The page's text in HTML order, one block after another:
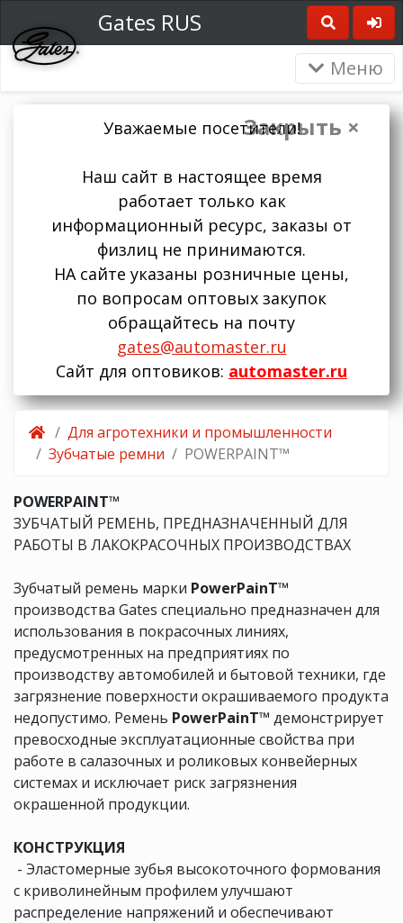
Gates RUS
Меню
Закрыть ×
Уважаемые посетители!
Наш сайт в настоящее время
работает только как
информационный ресурс, заказы от
физлиц не принимаются.
НА сайте указаны розничные цены,
по вопросам оптовых закупок
обращайтесь на почту
gates@automaster.ru
Сайт для оптовиков: automaster.ru
Для агротехники и промышленности
Зубчатые ремни
POWERPAINT™
POWERPAINT™
ЗУБЧАТЫЙ РЕМЕНЬ, ПРЕДНАЗНАЧЕННЫЙ ДЛЯ
РАБОТЫ В ЛАКОКРАСОЧНЫХ ПРОИЗВОДСТВАХ
Зубчатый ремень марки PowerPainT™
производства Gates специально предназначен для
использования в покрасочных линиях,
предусмотренных на предприятиях по
производству автомобилей и бытовой техники, где
загрязнение поверхности окрашиваемого продукта
недопустимо. Ремень PowerPainT™ демонстрирует
превосходные эксплуатационные свойства при
работе в салазочных и роликовых конвейерных
системах и исключает риск загрязнения
окрашенной продукции.
КОНСТРУКЦИЯ
 - Эластомерные зубья высокоточного формования
с криволинейным профилем улучшают
распределение напряжений и обеспечивают